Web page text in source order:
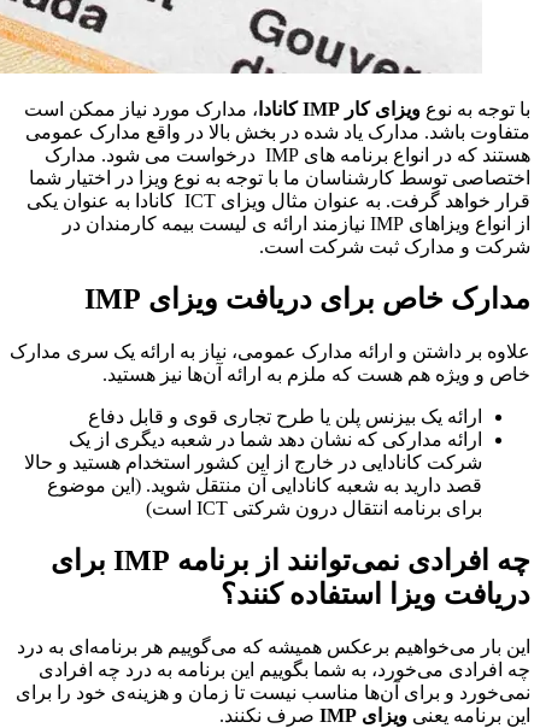
با توجه به نوع ویزای کار IMP کانادا
، مدارک مورد نیاز ممکن است
متفاوت باشد. مدارک یاد شده در بخش بالا در واقع مدارک عمومی
هستند که در انواع برنامه های IMP درخواست می شود. مدارک
اختصاصی توسط کارشناسان ما با توجه به نوع ویزا در اختیار شما
قرار خواهد گرفت. به عنوان مثال ویزای ICT کانادا به عنوان یکی
از انواع ویزاهای IMP نیازمند ارائه ی لیست بیمه کارمندان در
شرکت و مدارک ثبت شرکت است.
مدارک خاص برای دریافت ویزای IMP
علاوه بر داشتن و ارائه مدارک عمومی، نیاز به ارائه یک سری مدارک
خاص و ویژه هم هست که ملزم به ارائه آن‌‌ها نیز هستید.
ارائه یک بیزنس پلن یا طرح تجاری قوی و قابل دفاع
ارائه مدارکی که نشان دهد شما در شعبه دیگری از یک
شرکت کانادایی در خارج از این کشور استخدام هستید و حالا
قصد دارید به شعبه کانادایی آن منتقل شوید. (این موضوع
برای برنامه انتقال درون شرکتی ICT است)
چه افرادی نمی‌توانند از برنامه IMP برای
دریافت ویزا استفاده کنند؟
این بار می‌خواهیم برعکس همیشه که می‌گوییم هر برنامه‌ای به درد
چه افرادی می‌خورد، به شما بگوییم این برنامه به درد چه افرادی
نمی‌خورد و برای آن‌ها مناسب نیست تا زمان و هزینه‌ی خود را برای
این برنامه یعنی ویزای IMP صرف نکنند.